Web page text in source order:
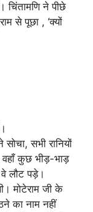
ने पीछे
से पूछा , ‘क्यों
सभी रानियों
वहाँ कुछ भीड़-भाड़
लौट पड़े।
मोटेराम जी के
का नाम नहीं